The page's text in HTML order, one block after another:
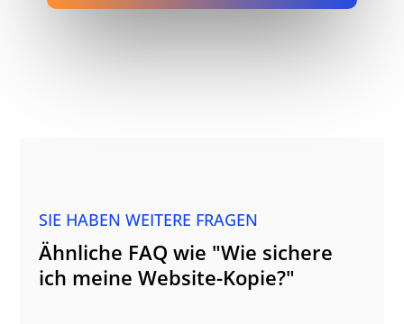
SIE HABEN WEITERE FRAGEN
Ähnliche FAQ wie "Wie sichere
ich meine Website-Kopie?"